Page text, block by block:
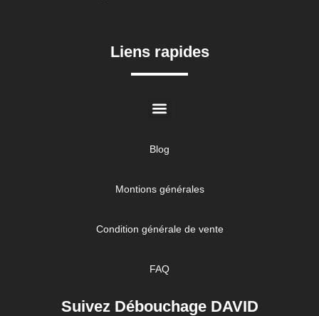
Liens rapides
Blog
Montions générales
Condition générale de vente
FAQ
Suivez Débouchage DAVID